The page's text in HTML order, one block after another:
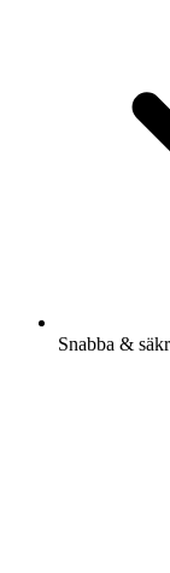
Snabba &